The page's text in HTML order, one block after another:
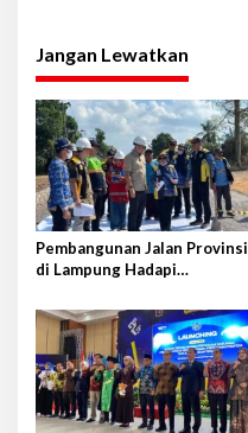
a
s
i
p
o
s
Jangan Lewatkan
Pembangunan Jalan Provinsi
di Lampung Hadapi